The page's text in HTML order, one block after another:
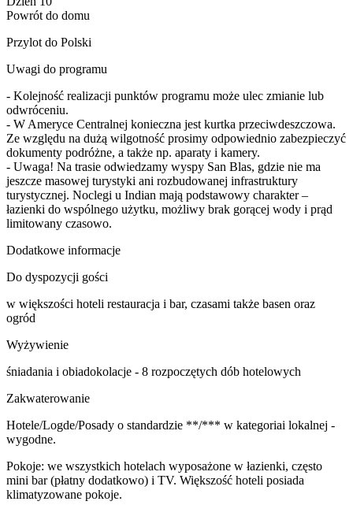
Powrót do domu
Przylot do Polski
Uwagi do programu
- Kolejność realizacji punktów programu może ulec zmianie lub
odwróceniu.
- W Ameryce Centralnej konieczna jest kurtka przeciwdeszczowa.
Ze względu na dużą wilgotność prosimy odpowiednio zabezpieczyć
dokumenty podróżne, a także np. aparaty i kamery.
- Uwaga! Na trasie odwiedzamy wyspy San Blas, gdzie nie ma
jeszcze masowej turystyki ani rozbudowanej infrastruktury
turystycznej. Noclegi u Indian mają podstawowy charakter –
łazienki do wspólnego użytku, możliwy brak gorącej wody i prąd
limitowany czasowo.
Dodatkowe informacje
Do dyspozycji gości
w większości hoteli restauracja i bar, czasami także basen oraz
ogród
Wyżywienie
śniadania i obiadokolacje - 8 rozpoczętych dób hotelowych
Zakwaterowanie
Hotele/Logde/Posady o standardzie **/*** w kategoriai lokalnej -
wygodne.
Pokoje: we wszystkich hotelach wyposażone w łazienki, często
mini bar (płatny dodatkowo) i TV. Większość hoteli posiada
klimatyzowane pokoje.